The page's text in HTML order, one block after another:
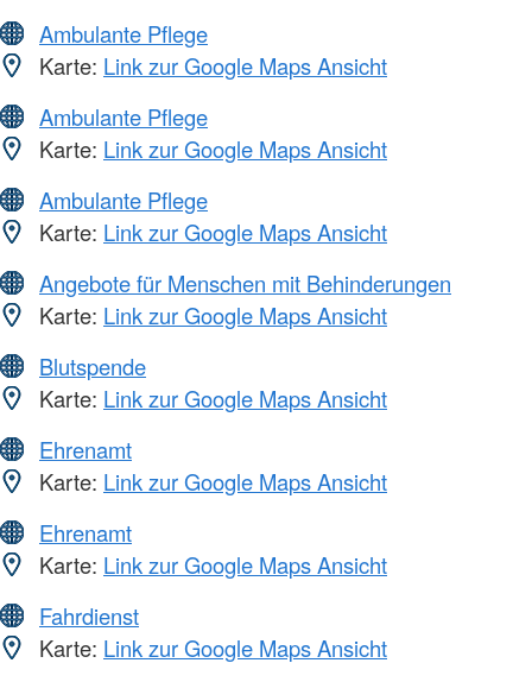
Ambulante Pflege
Karte: Link zur Google Maps Ansicht
Ambulante Pflege
Karte: Link zur Google Maps Ansicht
Ambulante Pflege
Karte: Link zur Google Maps Ansicht
Angebote für Menschen mit Behinderungen
Karte: Link zur Google Maps Ansicht
Blutspende
Karte: Link zur Google Maps Ansicht
Ehrenamt
Karte: Link zur Google Maps Ansicht
Ehrenamt
Karte: Link zur Google Maps Ansicht
Fahrdienst
Karte: Link zur Google Maps Ansicht